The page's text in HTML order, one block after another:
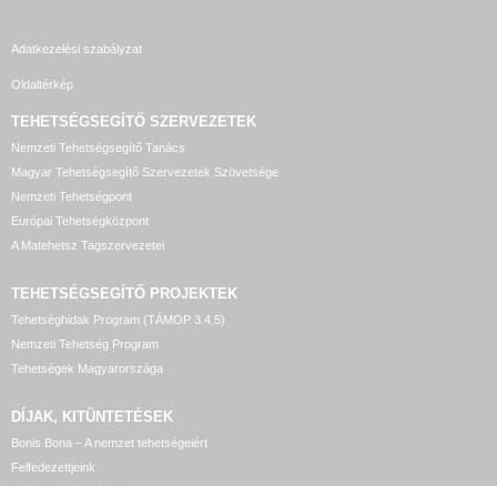
Adatkezelési szabályzat
Oldaltérkép
TEHETSÉGSEGÍTŐ SZERVEZETEK
Nemzeti Tehetségsegítő Tanács
Magyar Tehetségsegítő Szervezetek Szövetsége
Nemzeti Tehetségpont
Európai Tehetségközpont
A Matehetsz Tagszervezetei
TEHETSÉGSEGÍTŐ PROJEKTEK
Tehetséghidak Program (TÁMOP 3.4.5)
Nemzeti Tehetség Program
Tehetségek Magyarországa
DÍJAK, KITÜNTETÉSEK
Bonis Bona – A nemzet tehetségeiért
Felfedezettjeink